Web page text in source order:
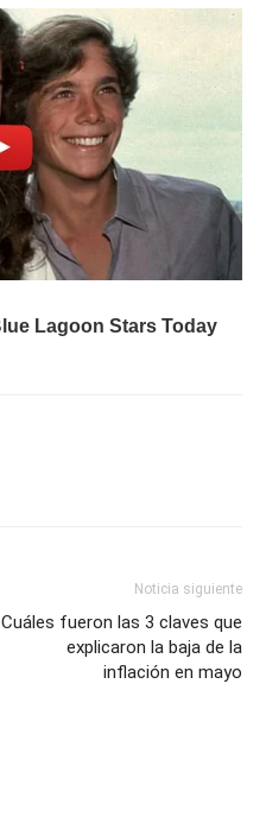
Noticia siguiente
Cuáles fueron las 3 claves que
explicaron la baja de la
inflación en mayo